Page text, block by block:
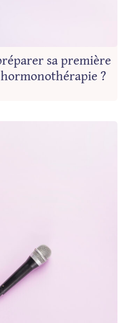
sa première
?